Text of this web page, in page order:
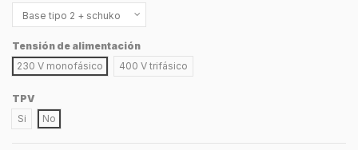
Tensión de alimentación
230 V monofásico
400 V trifásico
TPV
Si
No